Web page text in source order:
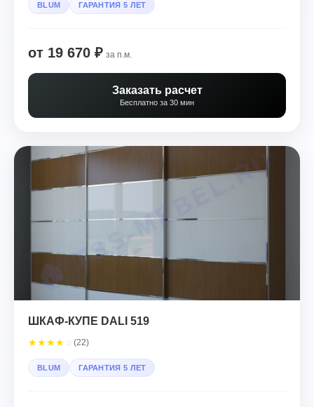
BLUM ГАРАНТИЯ 5 ЛЕТ
от 19 670 ₽ за п.м.
Заказать расчет
Бесплатно за 30 мин
ШКАФ-КУПЕ DALI 519
★★★★ (22)
BLUM ГАРАНТИЯ 5 ЛЕТ